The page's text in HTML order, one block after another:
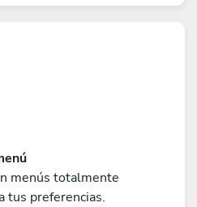
menús totalmente
tus preferencias.